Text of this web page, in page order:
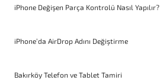
iPhone Değişen Parça Kontrolü Nasıl Yapılır?
iPhone’da AirDrop Adını Değiştirme
Bakırköy Telefon ve Tablet Tamiri